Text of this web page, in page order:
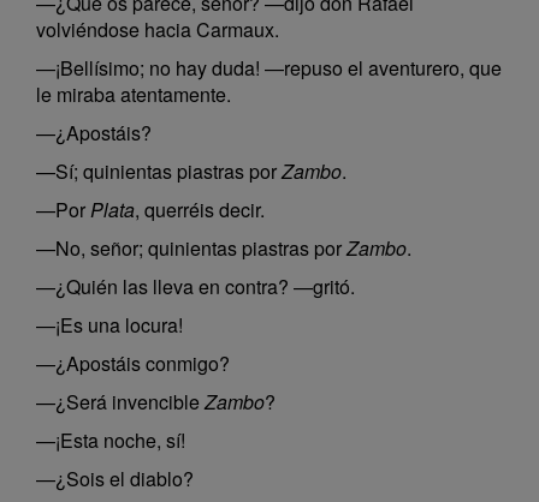
volviéndose hacia Carmaux.
—¡Bellísimo; no hay duda! —repuso el aventurero, que
le miraba atentamente.
—¿Apostáis?
—Sí; quinientas piastras porZambo.
—PorPlata, querréis decir.
—No, señor; quinientas piastras porZambo.
—¿Quién las lleva en contra? —gritó.
—¡Es una locura!
—¿Apostáis conmigo?
—¿Será invencibleZambo?
—¡Esta noche, sí!
—¿Sois el diablo?